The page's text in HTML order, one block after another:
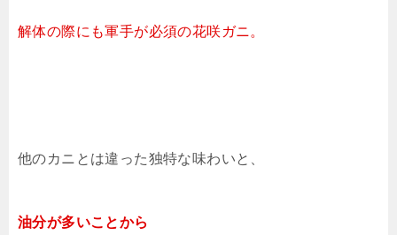
解体の際にも軍手が必須の花咲ガニ。
他のカニとは違った独特な味わいと、
油分が多いことから